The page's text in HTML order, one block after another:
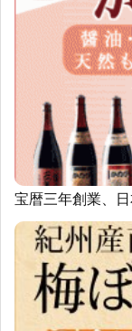
宝暦三年創業、